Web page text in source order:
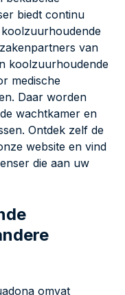
biedt continu
van
koolzuurhoudende
medische
Daar worden
wachtkamer en
Ontdek zelf de
website en vind
die aan uw
omvat